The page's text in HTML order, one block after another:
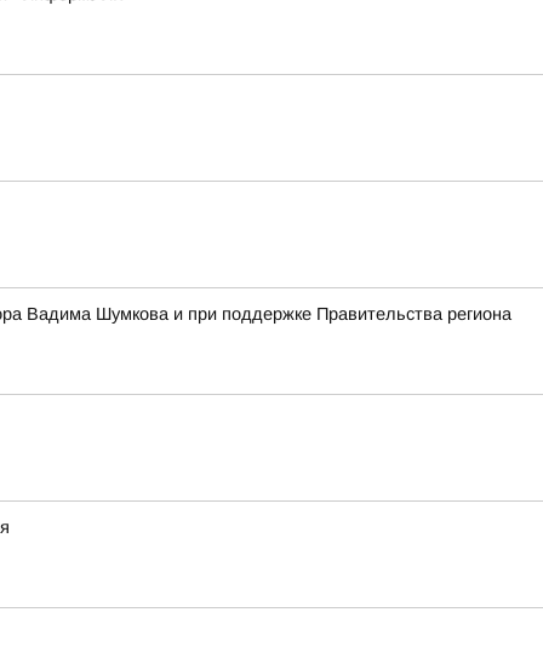
Вадима Шумкова и при поддержке Правительства региона